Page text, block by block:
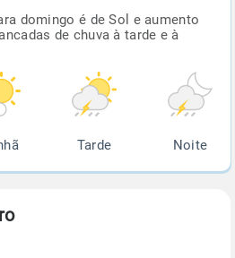
domingo é de Sol e aumento
de chuva à tarde e à
Tarde Noite